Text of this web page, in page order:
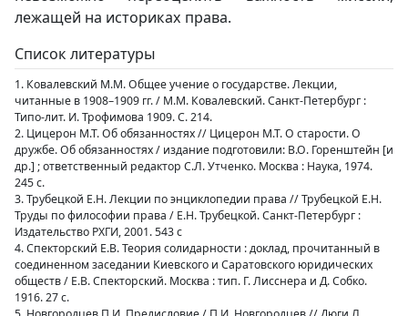
лежащей на историках права.
Список литературы
1. Ковалевский М.М. Общее учение о государстве. Лекции,
читанные в 1908–1909 гг. / М.М. Ковалевский. Санкт-Петербург :
Типо-лит. И. Трофимова 1909. С. 214.
2. Цицерон М.Т. Об обязанностях // Цицерон М.Т. О старости. О
дружбе. Об обязанностях / издание подготовили: В.О. Горенштейн [и
др.] ; ответственный редактор С.Л. Утченко. Москва : Наука, 1974.
245 с.
3. Трубецкой Е.Н. Лекции по энциклопедии права // Трубецкой Е.Н.
Труды по философии права / Е.Н. Трубецкой. Санкт-Петербург :
Издательство РХГИ, 2001. 543 с
4. Спекторский Е.В. Теория солидарности : доклад, прочитанный в
соединенном заседании Киевского и Саратовского юридических
обществ / Е.В. Спекторский. Москва : тип. Г. Лисснера и Д. Собко.
1916. 27 с.